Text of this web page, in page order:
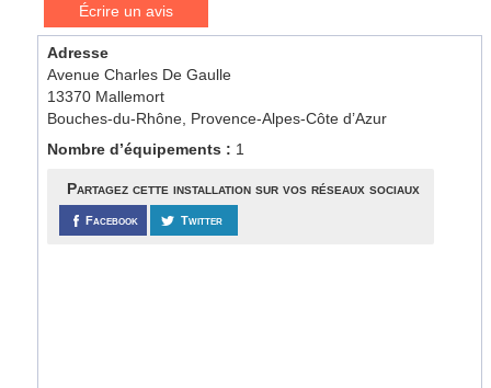
Écrire un avis
Adresse
Avenue Charles De Gaulle
13370 Mallemort
Bouches-du-Rhône, Provence-Alpes-Côte d’Azur
Nombre d’équipements : 1
Partagez cette installation sur vos réseaux sociaux
Facebook Twitter